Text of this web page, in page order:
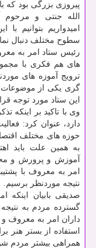
پیروزی بزرگی بود
الله جنتی و
امیدواریم بتوانیم
سطوح مختلف دنبال
رئیس ستاد امر به
های هم فكری با
ترویج آموزه های
گری یكی از موضوعات
این ستاد مورد توجه
وی با تاكید بر اینكه
دارد، عنوان كرد:
حوزه های مختلف
به همین علت باید
آموزش و پرورش و
امر به معروف با
نتیجه موردنظر برسیم.
صدیقی بابیان
گسترده مردم به
داران امر به معروف
استفاده از بستر هنر
همراهی بیشتر مردم